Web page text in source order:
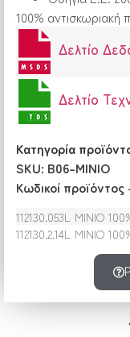
100% αντισκωριακή
Δελτίο
Δελτίο
Κατηγορία
SKU: B06-MINIO
Κωδικοί
112130.053L ΜΙΝΙΟ
112130.2.14L ΜΙΝΙΟ